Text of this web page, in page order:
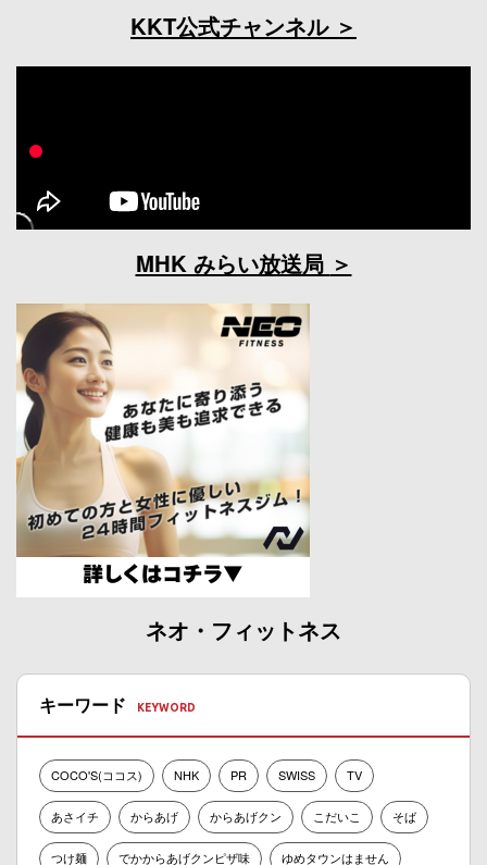
KKT公式チャンネル
MHK みらい放送局
ネオ・フィットネス
キーワード
COCO'S(ココス) NHK PR SWISS TV
あさイチ からあげ からあげクン こだいこ そば
つけ麺 でかからあげクンピザ味 ゆめタウンはません